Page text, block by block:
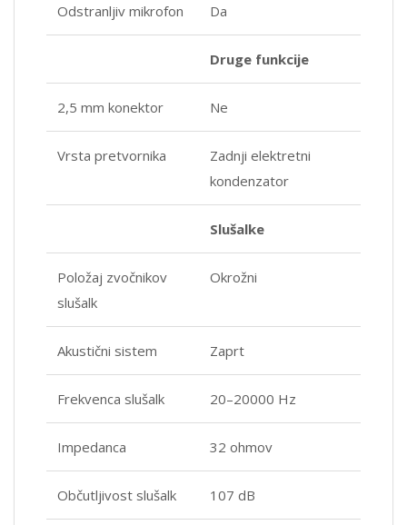
Odstranljiv mikrofon Da
Druge funkcije
2,5 mm konektor Ne
Vrsta pretvornika
Zadnji elektretni
kondenzator
Slušalke
Položaj zvočnikov
slušalk
Okrožni
Akustični sistem Zaprt
Frekvenca slušalk 20–20000 Hz
Impedanca 32 ohmov
Občutljivost slušalk 107 dB